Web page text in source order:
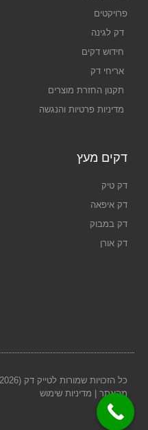
פרויקטים
דק לגינה
חידוש דקים
אריחי דק
תקנון החזרת מוצרים
מדיניות פרטיות והנגשה
דקים מעץ
דק טיק
דק איפאה
דק במבוק
דק אורן
מהאתר |
מדיניות שימוש